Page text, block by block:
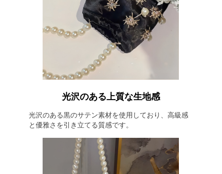
光沢のある上質な生地感
光沢のある黒のサテン素材を使用しており、高級感
と優雅さを引き立てる質感です。